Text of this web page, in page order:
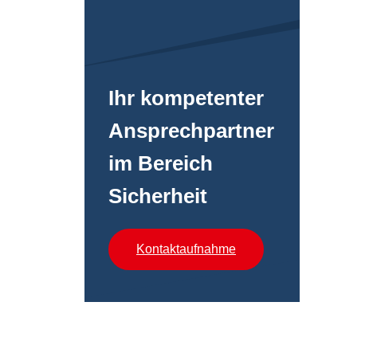
Ihr kompetenter
An­sprech­partner
im Bereich
Sicherheit
Kontaktaufnahme